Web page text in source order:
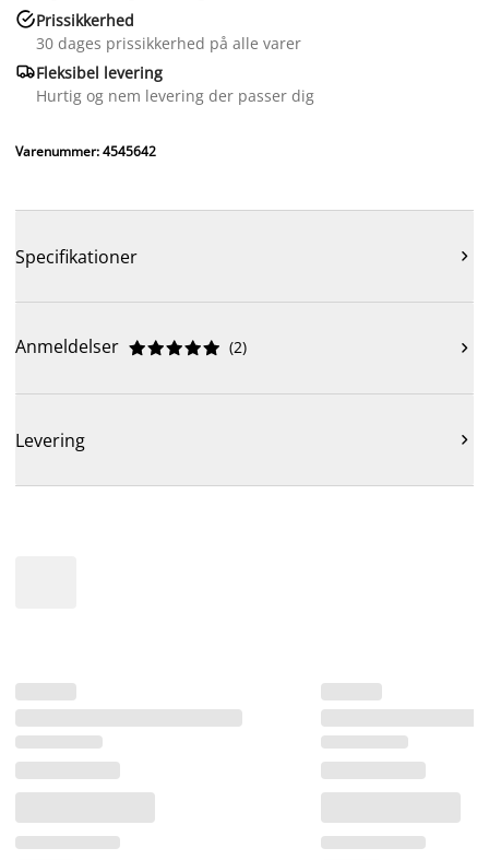
Prissikkerhed
30 dages prissikkerhed på alle varer
Fleksibel levering
Hurtig og nem levering der passer dig
Varenummer: 4545642
Specifikationer 
Anmeldelser 




 (2) 
Levering 